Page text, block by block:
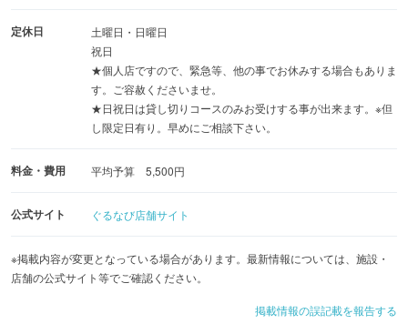
定休日
土曜日・日曜日
祝日
★個人店ですので、緊急等、他の事でお休みする場合もありま
す。ご容赦くださいませ。
★日祝日は貸し切りコースのみお受けする事が出来ます。※但
し限定日有り。早めにご相談下さい。
料金・費用 平均予算 5,500円
公式サイト ぐるなび店舗サイト
※掲載内容が変更となっている場合があります。最新情報については、施設・
店舗の公式サイト等でご確認ください。
掲載情報の誤記載を報告する